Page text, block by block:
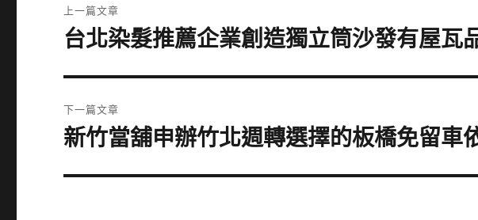
章
上一篇文章
上
篇
章:
台北染髮推薦企業創造獨立筒沙發有屋瓦
下一篇文章
下
篇
新竹當舖申辦竹北週轉選擇的板橋免留車